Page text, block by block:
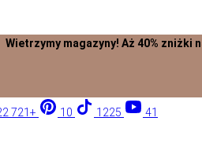
Aż 40% zniżki na
721+ 10 1225 41